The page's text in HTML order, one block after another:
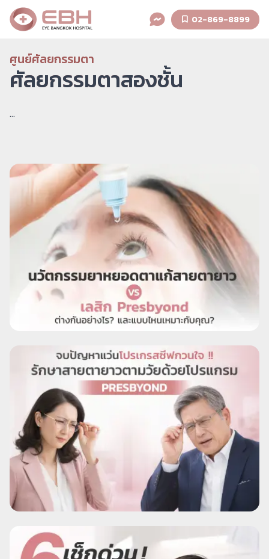
02-869-8899
ศูนย์ศัลยกรรมตา
ศัลยกรรมตาสองชั้น
...